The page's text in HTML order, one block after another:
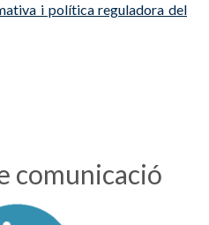
i política reguladora del
comunicació